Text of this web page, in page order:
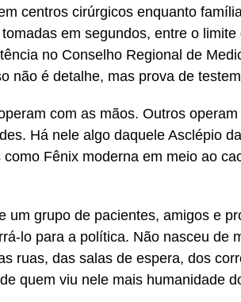
centros cirúrgicos enquanto
em segundos, entre o limite
no Conselho Regional de
não é detalhe, mas prova de
com as mãos. Outros
Há nele algo daquele Asclépio
Fênix moderna em meio ao
um grupo de pacientes, amigos e
lo para a política. Não nasceu de
ruas, das salas de espera, dos
quem viu nele mais humanidade